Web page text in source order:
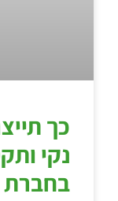
כך
נקי